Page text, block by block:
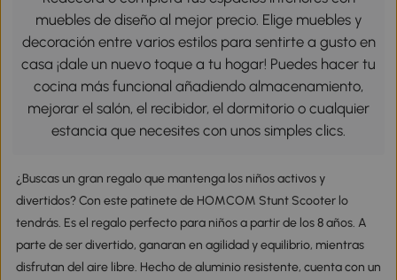
muebles de diseño al mejor precio. Elige muebles y
decoración entre varios estilos para sentirte a gusto en
casa ¡dale un nuevo toque a tu hogar! Puedes hacer tu
cocina más funcional añadiendo almacenamiento,
mejorar el salón, el recibidor, el dormitorio o cualquier
estancia que necesites con unos simples clics.
¿Buscas un gran regalo que mantenga los niños activos y
divertidos? Con este patinete de HOMCOM Stunt Scooter lo
tendrás. Es el regalo perfecto para niños a partir de los 8 años. A
parte de ser divertido, ganaran en agilidad y equilibrio, mientras
disfrutan del aire libre. Hecho de aluminio resistente, cuenta con un